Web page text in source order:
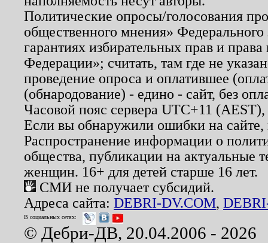
Политические опросы/голосования
общественного мнения»
гарантиях избирательных прав и
Федерации»; считать, там где не
проведение опроса и оплатившее
(обнародование) - едино - сайт, без
Часовой пояс сервера UTC+11
Если вы обнаружили ошибки на
Распространение информации о
общества, публикации на актуальные
женщин. 16+ для детей старше 16 лет.
СМИ не получает субсидий.
Адреса сайта: DEBRI-DV.COM,
В социальных сетях:
© Дебри-ДВ, 20.04.2006 - 2026